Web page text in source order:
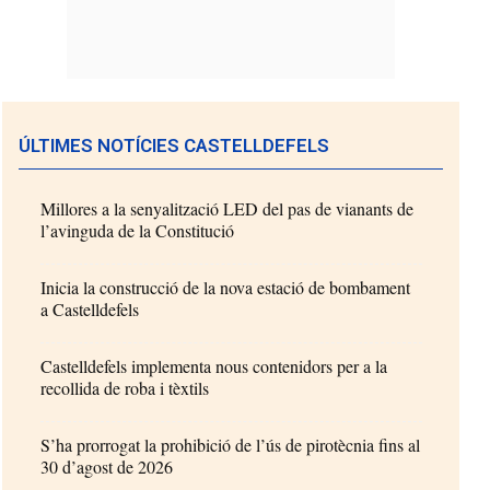
ÚLTIMES NOTÍCIES CASTELLDEFELS
Millores a la senyalització LED del pas de vianants de
l’avinguda de la Constitució
Inicia la construcció de la nova estació de bombament
a Castelldefels
Castelldefels implementa nous contenidors per a la
recollida de roba i tèxtils
S’ha prorrogat la prohibició de l’ús de pirotècnia fins al
30 d’agost de 2026